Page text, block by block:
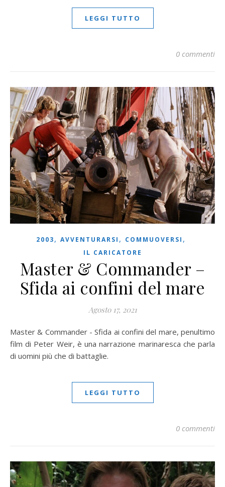
LEGGI TUTTO
0 commenti
2003, AVVENTURARSI , COMMUOVERSI ,
IL CARICATORE
Master & Commander –
Sfida ai confini del mare
Agosto 17, 2021
Master & Commander - Sfida ai confini del mare, penultimo
film di Peter Weir, è una narrazione marinaresca che parla
di uomini più che di battaglie.
LEGGI TUTTO
0 commenti